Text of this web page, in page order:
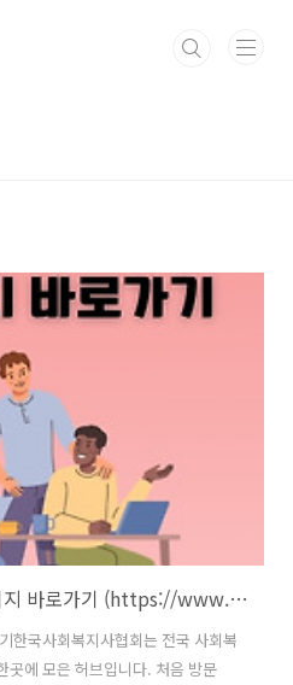
한국사회복지사협회 홈페이지 바로가기 (https://www.welfare.net)
한국사회복지사협회는 전국 사회복
곳에 모은 허브입니다. 처음 방문